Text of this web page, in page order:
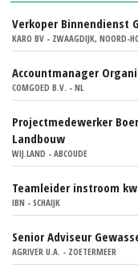
Verkoper Binnendienst
KARO BV - ZWAAGDIJK, NOORD-
Accountmanager
COMGOED B.V. - NL
Projectmedewerker
Landbouw
WIJ.LAND - ABCOUDE
Teamleider instroom
IBN - SCHAIJK
Senior Adviseur
AGRIVER U.A. - ZOETERMEER